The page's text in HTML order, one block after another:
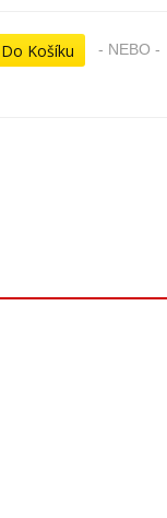
- NEBO -